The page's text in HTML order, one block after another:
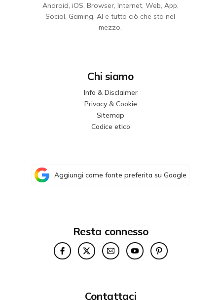
Android, iOS, Browser, Internet, Web, App,
Social, Gaming, AI e tutto ciò che sta nel
mezzo.
Chi siamo
Info & Disclaimer
Privacy & Cookie
Sitemap
Codice etico
Aggiungi come fonte preferita su Google
Resta connesso
Contattaci